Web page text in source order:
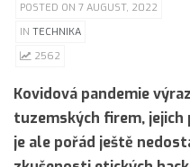
POSTED ON 7 AUGUST, 2022
IN TECHNIKA
2562
Kovidová pandemie
tuzemských firem,
je ale pořád ještě